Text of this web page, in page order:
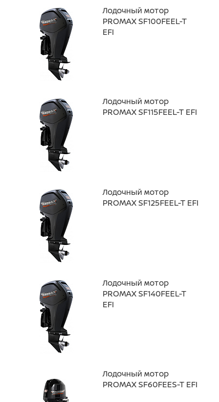
Лодочный мотор
PROMAX SF100FEEL-T
EFI
Лодочный мотор
PROMAX SF115FEEL-T EFI
Лодочный мотор
PROMAX SF125FEEL-T EFI
Лодочный мотор
PROMAX SF140FEEL-T
EFI
Лодочный мотор
PROMAX SF60FEES-T EFI